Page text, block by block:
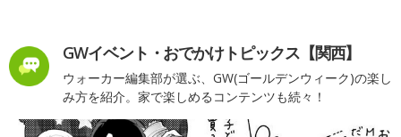
GWイベント・おでかけトピックス【関西】
ウォーカー編集部が選ぶ、GW(ゴールデンウィーク)の楽し
み方を紹介。家で楽しめるコンテンツも続々！